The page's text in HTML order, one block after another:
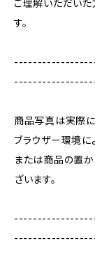
ご理解いただい
す。
商品写真は実際に
ブラウザー環境に
または商品の置
ざいます。